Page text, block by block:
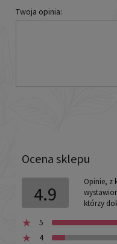
Twoja opinia:
Ocena sklepu
4.9
Opinie, z
którzy
5
4